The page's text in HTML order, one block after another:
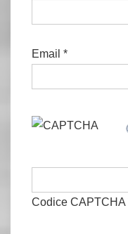
Email *
Codice CAPTCHA